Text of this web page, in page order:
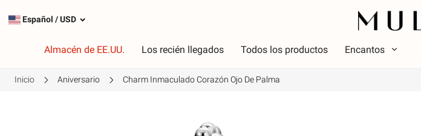
Español /USD
Almacén de EE.UU. Los recién llegados Todos los productos Encantos
Inicio Aniversario Charm Inmaculado Corazón Ojo De Palma